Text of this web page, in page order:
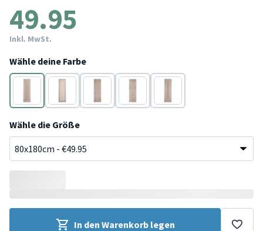
49.95
Inkl. MwSt.
Wähle deine Farbe
Beige Creme Beige Beige
Beige
Wähle die Größe
In den Warenkorb legen